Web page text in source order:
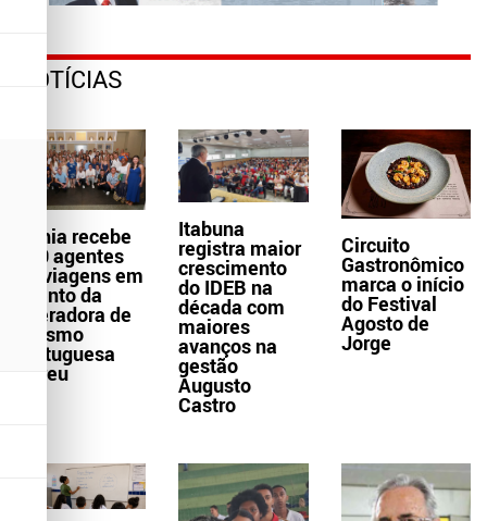
NOTÍCIAS
Bahia recebe
300 agentes
de viagens em
evento da
operadora de
turismo
portuguesa
Abreu
Itabuna
registra maior
crescimento
do IDEB na
década com
maiores
avanços na
gestão
Augusto
Castro
Circuito
Gastronômico
marca o início
do Festival
Agosto de
Jorge